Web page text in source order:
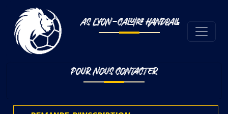
AS LYON-CALUIRE HANDBALL
POUR NOUS CONTACTER